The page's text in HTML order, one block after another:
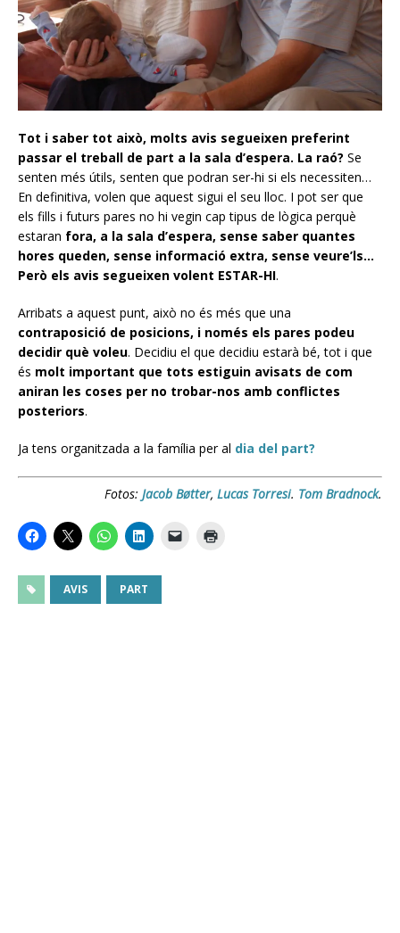
Tot i saber tot això, molts avis segueixen preferint
passar el treball de part a la sala d’espera. La raó? Se
senten més útils, senten que podran ser-hi si els necessiten…
En definitiva, volen que aquest sigui el seu lloc. I pot ser que
els fills i futurs pares no hi vegin cap tipus de lògica perquè
estaran fora, a la sala d’espera, sense saber quantes
hores queden, sense informació extra, sense veure’ls…
Però els avis segueixen volent ESTAR-HI.
Arribats a aquest punt, això no és més que una
contraposició de posicions, i només els pares podeu
decidir què voleu. Decidiu el que decidiu estarà bé, tot i que
és molt important que tots estiguin avisats de com
aniran les coses per no trobar-nos amb conflictes
posteriors.
Ja tens organitzada a la família per al dia del part?
Fotos: Jacob Bøtter, Lucas Torresi. Tom Bradnock.
AVIS PART